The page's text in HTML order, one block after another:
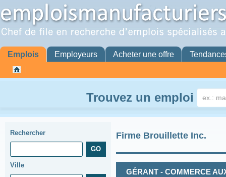
Emplois Employeurs Acheter une offre
Trouvez un emploi
Rechercher
Ville
Firme Brouillette Inc.
GÉRANT - COMMERCE